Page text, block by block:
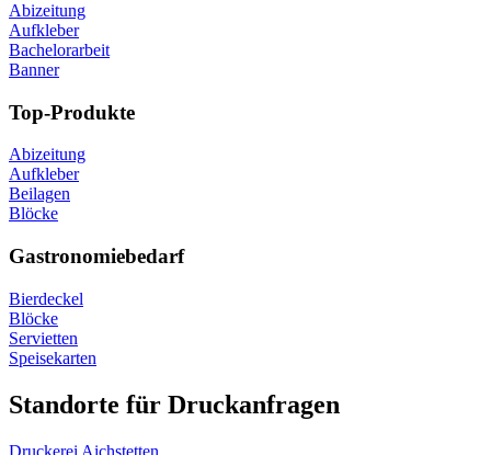
Abizeitung
Aufkleber
Bachelorarbeit
Banner
Top-Produkte
Abizeitung
Aufkleber
Beilagen
Blöcke
Gastronomiebedarf
Bierdeckel
Blöcke
Servietten
Speisekarten
Standorte für Druckanfragen
Druckerei Aichstetten